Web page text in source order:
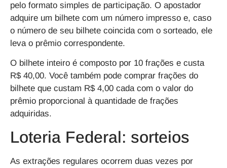
pelo formato simples de participação. O apostador
adquire um bilhete com um número impresso e, caso
o número de seu bilhete coincida com o sorteado, ele
leva o prêmio correspondente.
O bilhete inteiro é composto por 10 frações e custa
R$ 40,00. Você também pode comprar frações do
bilhete que custam R$ 4,00 cada com o valor do
prêmio proporcional à quantidade de frações
adquiridas.
Loteria Federal: sorteios
As extrações regulares ocorrem duas vezes por